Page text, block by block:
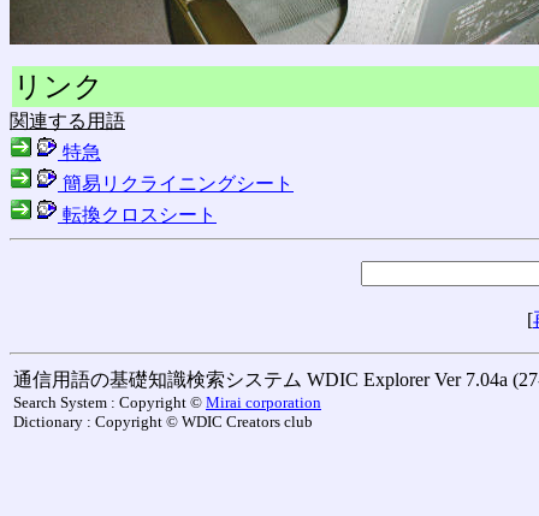
リンク
関連する用語
特急
簡易リクライニングシート
転換クロスシート
[
通信用語の基礎知識検索システム WDIC Explorer Ver 7.04a
Search System : Copyright © Mirai corporation
Dictionary : Copyright © WDIC Creators club